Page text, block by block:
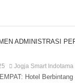
Jogja Smart Indotama
Hotel